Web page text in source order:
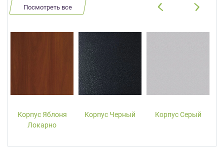
Посмотреть все
Корпус Яблоня
Локарно
Корпус Черный Корпус Серый